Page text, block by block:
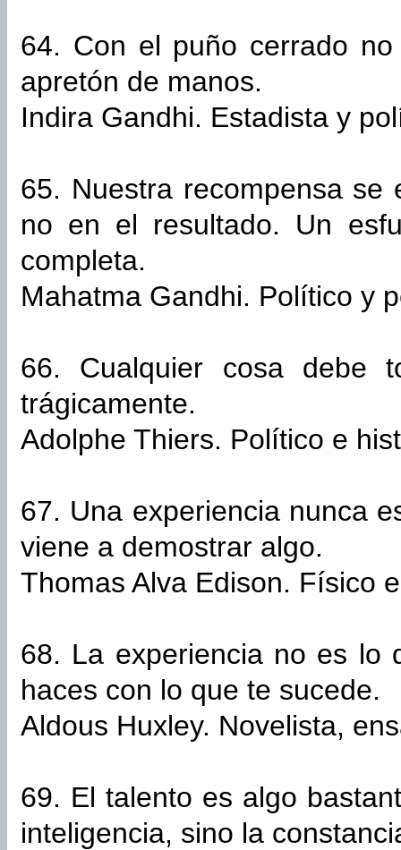
64. Con el puño cerrado
apretón de manos.
Indira Gandhi. Estadista y
65. Nuestra recompensa se
no en el resultado. Un
completa.
Mahatma Gandhi. Político y
66. Cualquier cosa debe
trágicamente.
Adolphe Thiers. Político e
67. Una experiencia nunca
viene a demostrar algo.
Thomas Alva Edison. Físico
68. La experiencia no es lo
haces con lo que te sucede.
Aldous Huxley. Novelista,
69. El talento es algo
inteligencia, sino la